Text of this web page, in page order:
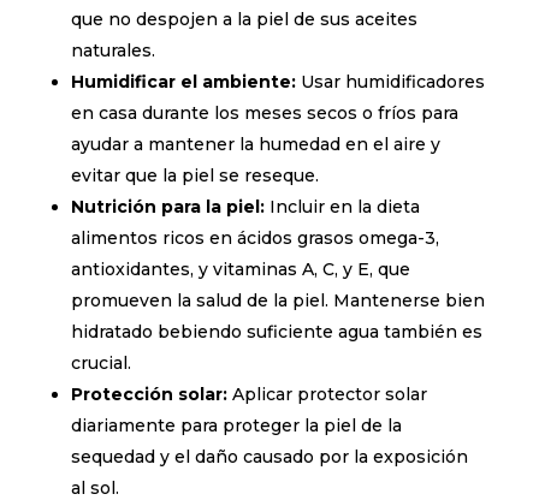
que no despojen a la piel de sus aceites
naturales.
Humidificar el ambiente:Usar humidificadores
en casa durante los meses secos o fríos para
ayudar a mantener la humedad en el aire y
evitar que la piel se reseque.
Nutrición para la piel:Incluir en la dieta
alimentos ricos en ácidos grasos omega-3,
antioxidantes, y vitaminas A, C, y E, que
promueven la salud de la piel. Mantenerse bien
hidratado bebiendo suficiente agua también es
crucial.
Protección solar:Aplicar protector solar
diariamente para proteger la piel de la
sequedad y el daño causado por la exposición
al sol.